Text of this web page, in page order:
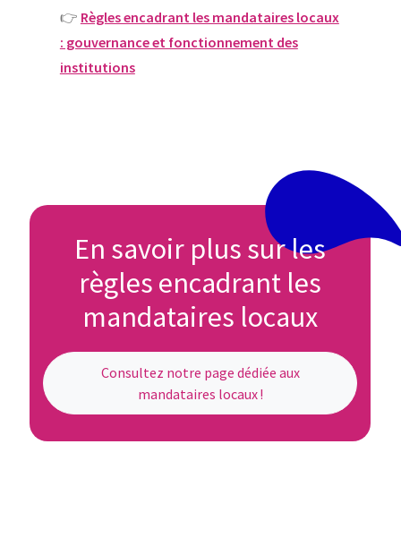
👉 Règles encadrant les mandataires locaux
: gouvernance et fonctionnement des
institutions
En savoir plus sur les
règles encadrant les
mandataires locaux
Consultez notre page dédiée aux
mandataires locaux !